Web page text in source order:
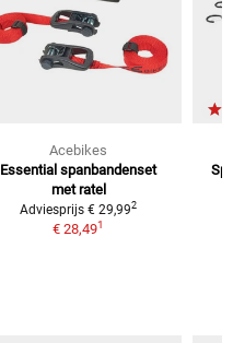
Acebikes
Essential spanbandenset
met ratel
Adviesprijs € 29,992
€ 28,491